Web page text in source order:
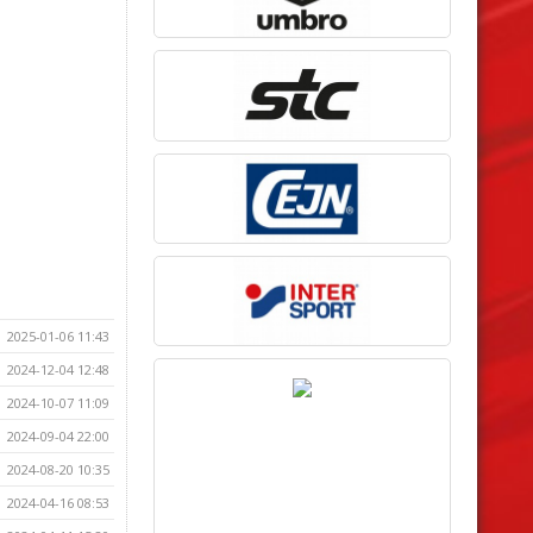
2025-01-06 11:43
2024-12-04 12:48
2024-10-07 11:09
2024-09-04 22:00
2024-08-20 10:35
2024-04-16 08:53